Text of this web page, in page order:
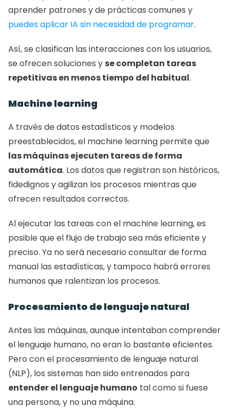
puedes aplicar IA sin necesidad de programar.
Así, se clasifican las interacciones con los usuarios,
se ofrecen soluciones y se completan tareas
repetitivas en menos tiempo del habitual.
Machine learning
A través de datos estadísticos y modelos
las máquinas ejecuten tareas de forma
automática. Los datos que registran son históricos,
fidedignos y agilizan los procesos mientras que
ofrecen resultados correctos.
Al ejecutar las tareas con el machine learning, es
posible que el flujo de trabajo sea más eficiente y
preciso. Ya no será necesario consultar de forma
manual las estadísticas, y tampoco habrá errores
humanos que ralentizan los procesos.
Procesamiento de lenguaje natural
Antes las máquinas, aunque intentaban comprender
el lenguaje humano, no eran lo bastante eficientes.
Pero con el procesamiento de lenguaje natural
(NLP), los sistemas han sido entrenados para
entender el lenguaje humano tal como si fuese
una persona, y no una máquina.